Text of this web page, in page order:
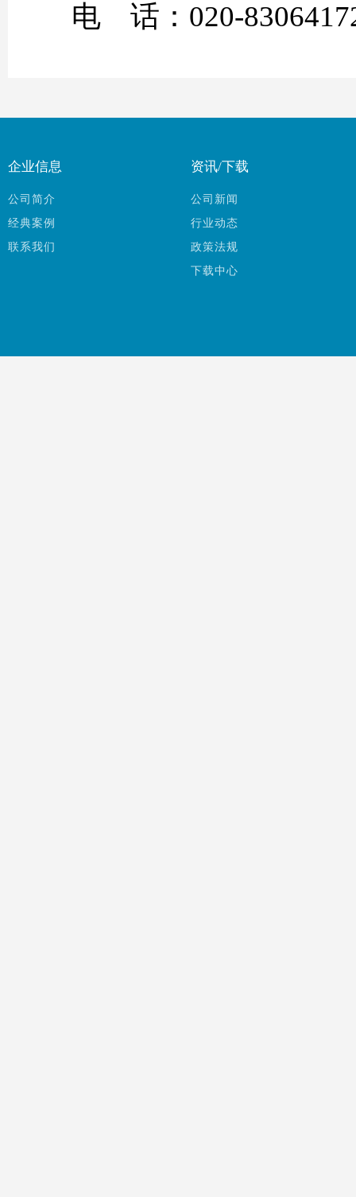
电 话：020-
企业信息
公司简介
经典案例
联系我们
资讯/下载
公司新闻
行业动态
政策法规
下载中心